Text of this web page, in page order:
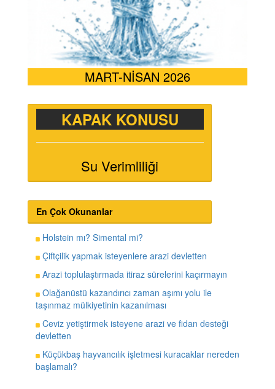
MART-NİSAN 2026
KAPAK KONUSU
Su Verimliliği
En Çok Okunanlar
Holstein mı? Simental mi?
Çiftçilik yapmak isteyenlere arazi devletten
Arazi toplulaştırmada itiraz sürelerini kaçırmayın
Olağanüstü kazandırıcı zaman aşımı yolu ile
taşınmaz mülkiyetinin kazanılması
Ceviz yetiştirmek isteyene arazi ve fidan desteği
devletten
Küçükbaş hayvancılık işletmesi kuracaklar nereden
başlamalı?